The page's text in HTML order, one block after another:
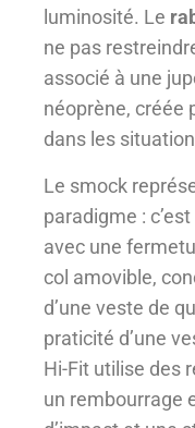
luminosité. Le
ne pas
associé à une
néoprène, créée
dans les
Le smock
paradigme : c’est
avec une
col amovible,
d’une veste de
praticité d’une
Hi-Fit utilise des
un rembourrage